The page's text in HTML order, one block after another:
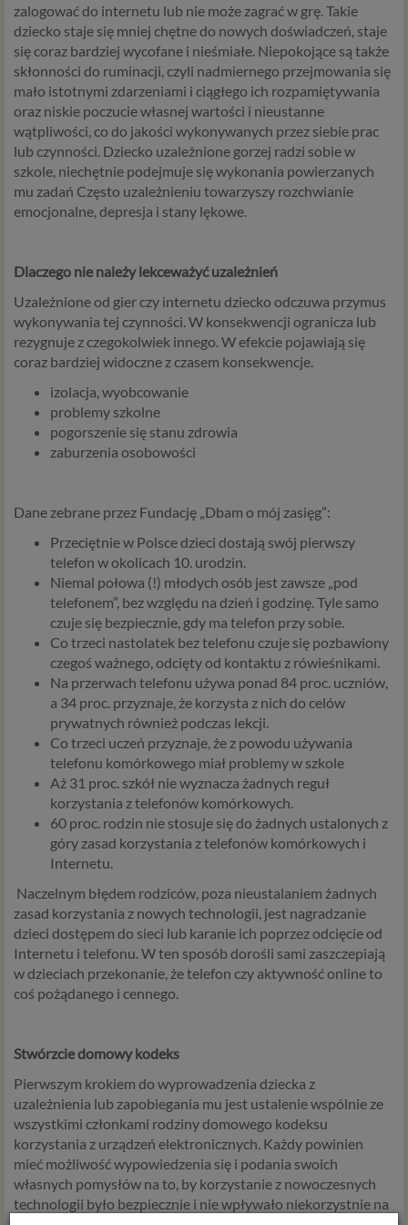
zalogować do internetu lub nie może zagrać w grę. Takie
dziecko staje się mniej chętne do nowych doświadczeń, staje
się coraz bardziej wycofane i nieśmiałe. Niepokojące są także
skłonności do ruminacji, czyli nadmiernego przejmowania się
mało istotnymi zdarzeniami i ciągłego ich rozpamiętywania
oraz niskie poczucie własnej wartości i nieustanne
wątpliwości, co do jakości wykonywanych przez siebie prac
lub czynności. Dziecko uzależnione gorzej radzi sobie w
szkole, niechętnie podejmuje się wykonania powierzanych
mu zadań Często uzależnieniu towarzyszy rozchwianie
emocjonalne, depresja i stany lękowe.
Dlaczego nie należy lekceważyć uzależnień
Uzależnione od gier czy internetu dziecko odczuwa przymus
wykonywania tej czynności. W konsekwencji ogranicza lub
rezygnuje z czegokolwiek innego. W efekcie pojawiają się
coraz bardziej widoczne z czasem konsekwencje.
izolacja, wyobcowanie
problemy szkolne
pogorszenie się stanu zdrowia
zaburzenia osobowości
Dane zebrane przez Fundację „Dbam o mój zasięg”:
Przeciętnie w Polsce dzieci dostają swój pierwszy
telefon w okolicach 10. urodzin.
Niemal połowa (!) młodych osób jest zawsze „pod
telefonem”, bez względu na dzień i godzinę. Tyle samo
czuje się bezpiecznie, gdy ma telefon przy sobie.
Co trzeci nastolatek bez telefonu czuje się pozbawiony
czegoś ważnego, odcięty od kontaktu z rówieśnikami.
Na przerwach telefonu używa ponad 84 proc. uczniów,
a 34 proc. przyznaje, że korzysta z nich do celów
prywatnych również podczas lekcji.
Co trzeci uczeń przyznaje, że z powodu używania
telefonu komórkowego miał problemy w szkole
Aż 31 proc. szkół nie wyznacza żadnych reguł
korzystania z telefonów komórkowych.
60 proc. rodzin nie stosuje się do żadnych ustalonych z
góry zasad korzystania z telefonów komórkowych i
Internetu.
Naczelnym błędem rodziców, poza nieustalaniem żadnych
zasad korzystania z nowych technologii, jest nagradzanie
dzieci dostępem do sieci lub karanie ich poprzez odcięcie od
Internetu i telefonu. W ten sposób dorośli sami zaszczepiają
w dzieciach przekonanie, że telefon czy aktywność online to
coś pożądanego i cennego.
Stwórzcie domowy kodeks
Pierwszym krokiem do wyprowadzenia dziecka z
uzależnienia lub zapobiegania mu jest ustalenie wspólnie ze
wszystkimi członkami rodziny domowego kodeksu
korzystania z urządzeń elektronicznych. Każdy powinien
mieć możliwość wypowiedzenia się i podania swoich
własnych pomysłów na to, by korzystanie z nowoczesnych
technologii było bezpiecznie i nie wpływało niekorzystnie na